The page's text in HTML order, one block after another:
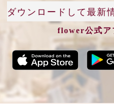
ダウンロードして最新
flower公式ア